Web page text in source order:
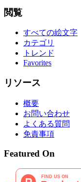
閲覧
すべての絵文字
カテゴリ
トレンド
Favorites
リソース
概要
お問い合わせ
よくある質問
免責事項
Featured On